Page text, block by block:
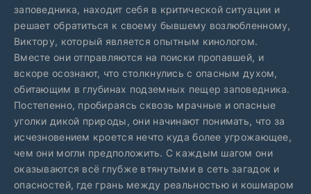
заповедника, находит себя в критической ситуации и
решает обратиться к своему бывшему возлюбленному,
Виктору, который является опытным кинологом.
Вместе они отправляются на поиски пропавшей, и
вскоре осознают, что столкнулись с опасным духом,
обитающим в глубинах подземных пещер заповедника.
Постепенно, пробираясь сквозь мрачные и опасные
уголки дикой природы, они начинают понимать, что за
исчезновением кроется нечто куда более угрожающее,
чем они могли предположить. С каждым шагом они
оказываются всё глубже втянутыми в сеть загадок и
опасностей, где грань между реальностью и кошмаром